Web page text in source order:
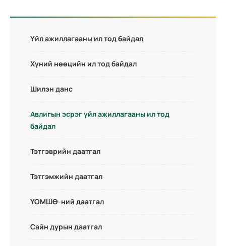
Үйл ажиллагааны ил тод байдал
Хүний нөөцийн ил тод байдал
Шилэн данс
Авлигын эсрэг үйл ажиллагааны ил тод
байдал
Тэтгэврийн даатгал
Тэтгэмжийн даатгал
ҮОМШӨ-ний даатгал
Сайн дурын даатгал